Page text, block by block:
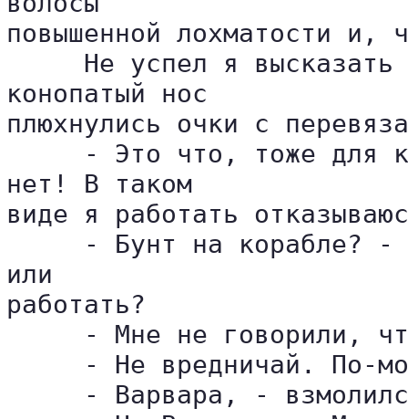
повышенной лохматости и,
Не успел я
конопатый нос
плюхнулись очки с
- Это что, тоже для
нет! В таком
виде я работать
- Бунт на корабле?
или
работать?
- Мне не говорили,
- Не вредничай. По-
- Варвара, -